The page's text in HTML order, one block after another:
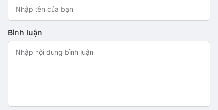
Bình luận